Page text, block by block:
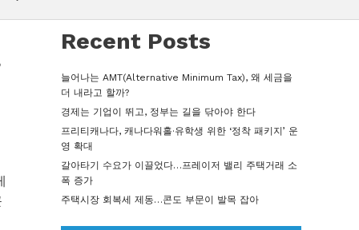
Recent Posts
늘어나는 AMT(Alternative Minimum Tax), 왜 세금을
더 내라고 할까?
경제는 기업이 뛰고, 정부는 길을 닦아야 한다
프리티캐나다, 캐나다워홀·유학생 위한 ‘정착 패키지’ 운
영 확대
갈아타기 수요가 이끌었다…프레이저 밸리 주택거래 소
폭 증가
주택시장 회복세 제동…콘도 부문이 발목 잡아